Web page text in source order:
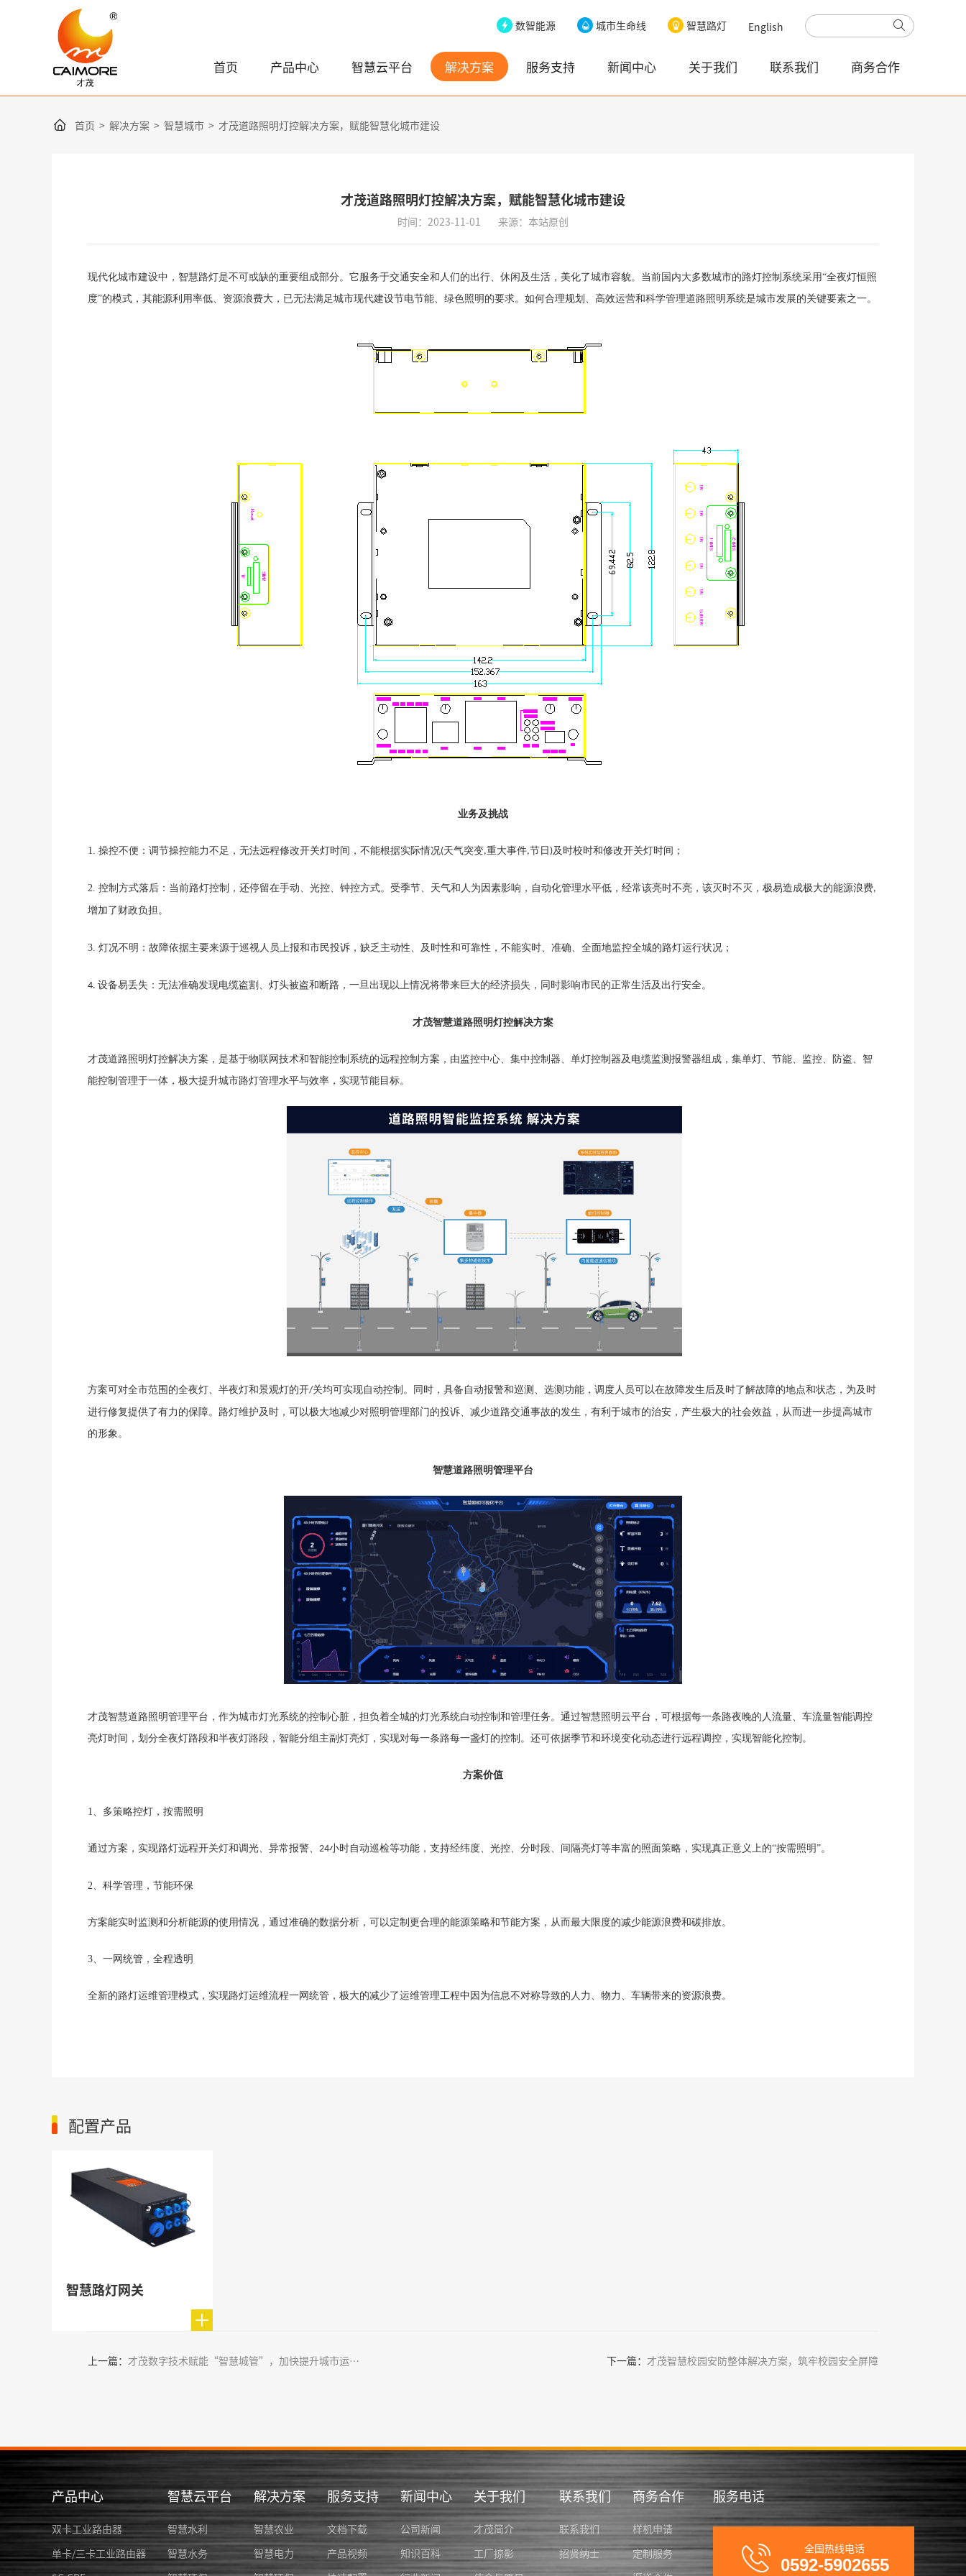
数智能源 城市生命线 智慧路灯 English
首页 产品中心 智慧云平台 解决方案 服务支持 新闻中心 关于我们 联系我们 商务合作
首页 > 解决方案 > 智慧城市 > 才茂道路照明灯控解决方案，赋能智慧化城市建设
才茂道路照明灯控解决方案，赋能智慧化城市建设
时间：2023-11-01 来源：本站原创
现代化城市建设中，智慧路灯是不可或缺的重要组成部分。它服务于交通安全和人们的出行、休闲及生活，美化了城市容貌。 当前 国内大多数城市的路灯控制系统采用“全夜灯恒照
度”的模式，其能源利用率低、资源浪费大， 已无法满足城市现代建设节电节能、绿色照明的要求。 如何合理规划、高效运营和科学管理道路照明系统是城市发展的关键要素之一。
业务及挑战
1. 操控不便 ：调节操控能力不足，无法远程修改开关灯时间，不能根据实际情况(天气突变,重大事件,节日 )及时校时和修改开关灯时间；
2. 控制方式落后 ：当前路灯控制，还停留在手动、光控、钟控方式。受季节、天气和人为因素影响，自动化管理水平低，经常该亮时不亮，该灭时不灭，极易造成极大的能源浪费,
增加了财政负担。
3. 灯况不明 ：故障依据主要来源于巡视人员上报和市民投诉，缺乏主动性、及时性和可靠性，不能实时、准确、全面地监控全城的路灯运行状况 ；
4. 设备易丢失：无法准确发现电缆盗割、灯头被盗和断路，一旦出现以上情况将带来巨大的经济损失，同时影响市民的正常生活及出行安全。
才茂智慧道路照明灯控解决方案
才茂道路照明灯控解决方案，是基于物联网技术和智能控制系统的远程控制方案，由监控中心、集中控制器、单灯控制器及电缆监测报警器组成，集单灯、节能、监控、防盗、智
能控制管理于一体，极大提升城市路灯管理水平与效率，实现节能目标。
方案可对全市范围的全夜灯、半夜灯和景观灯的开/关均可实现自动控制。同时，具备自动报警和巡测、选测功能，调度人员可以在故障发生后及时了解故障的地点和状态，为及时
进行修复提供了有力的保障。路灯维护及时，可以极大地减少对照明管理部门的投诉、减少道路交通事故的发生，有利于城市的治安，产生极大的社会效益，从而进一步提高城市
的形象。
智慧道路照明管理平台
才茂智慧道路照明管理平台，作为城市灯光系统的控制心脏，担负着全城的灯光系统白动控制和管理任务。通过智慧照明云平台，可根据每一条路夜晚的人流量、车流量智能调控
亮灯时间，划分全夜灯路段和半夜灯路段，智能分组主副灯亮灯，实现对每一条路每一盏灯的控制。还可依据季节和环境变化动态进行远程调控，实现智能化控制。
方案价值
1、 多策略控灯，按需照明
通过方案，实现路灯远程开关灯和调光、异常报警、 24小时自动巡检等功能，支持经纬度、光控、分时段、间隔亮灯等丰富的照面策略，实现真正意义上的“按需照明”。
2、 科学管理，节能环保
方案能实时监测和分析能源的使用情况，通过准确的数据分析，可以定制更合理的能源策略和节能方案，从而最大限度的减少能源浪费和碳排放。
3、 一网统管，全程透明
全新的路灯运维管理模式，实现路灯运维流程一网统管，极大的减少了运维管理工程中因为信息不对称导致的人力、物力、车辆带来的资源浪费。
配置产品
智慧路灯网关
上一篇： 才茂数字技术赋能“智慧城管”，加快提升城市运行管理能力 下一篇： 才茂智慧校园安防整体解决方案，筑牢校园安全屏障
产品中心
双卡工业路由器
单卡/三卡工业路由器
智慧云平台
智慧水利
智慧水务
解决方案
智慧农业
智慧电力
服务支持
文档下载
产品视频
新闻中心
公司新闻
知识百科
关于我们
才茂简介
工厂掠影
联系我们
联系我们
招贤纳士
商务合作
样机申请
定制服务
服务电话
全国热线电话
0592-5902655